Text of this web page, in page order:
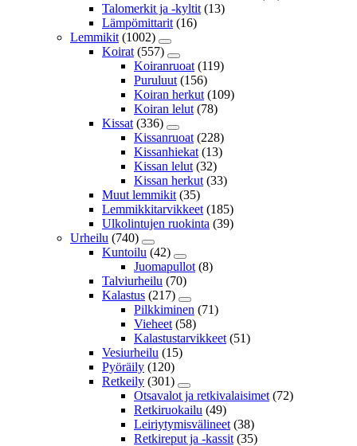
Talomerkit ja -kyltit (13)
Lämpömittarit (16)
Lemmikit (1002)
Koirat (557)
Koiranruoat (119)
Puruluut (156)
Koiran herkut (109)
Koiran lelut (78)
Kissat (336)
Kissanruoat (228)
Kissanhiekat (13)
Kissan lelut (32)
Kissan herkut (33)
Muut lemmikit (35)
Lemmikkitarvikkeet (185)
Ulkolintujen ruokinta (39)
Urheilu (740)
Kuntoilu (42)
Juomapullot (8)
Talviurheilu (70)
Kalastus (217)
Pilkkiminen (71)
Vieheet (58)
Kalastustarvikkeet (51)
Vesiurheilu (15)
Pyöräily (120)
Retkeily (301)
Otsavalot ja retkivalaisimet (72)
Retkiruokailu (49)
Leiriytymisvälineet (38)
Retkireput ja -kassit (35)